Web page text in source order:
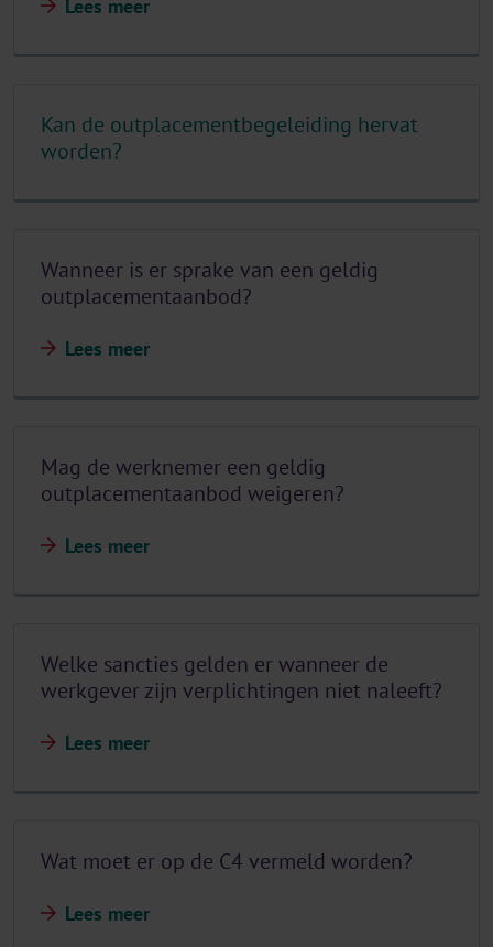
Lees meer
Kan de outplacementbegeleiding hervat
worden?
Wanneer is er sprake van een geldig
outplacementaanbod?
Lees meer
Mag de werknemer een geldig
outplacementaanbod weigeren?
Lees meer
Welke sancties gelden er wanneer de
werkgever zijn verplichtingen niet naleeft?
Lees meer
Wat moet er op de C4 vermeld worden?
Lees meer